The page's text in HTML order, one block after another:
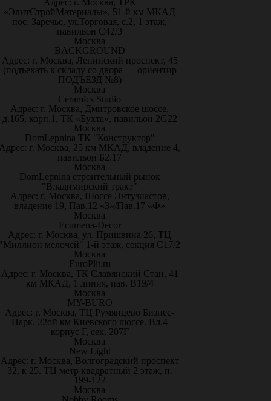
Адрес: г. Москва, ТРК
«ЭлитСтройМатериалы», 51-й км МКАД
пос. Заречье, ул.Торговая, с.2, 1 этаж,
павильон С42/3
Москва
BACKGROUND
Адрес: г. Москва, Ленинский проспект, 45
(подъехать к складу со двора — ориентир
ПОДЪЕЗД №8)
Москва
Ceramics Studio
Адрес: г. Москва, Дмитровское шоссе,
д.165, корп.1, ТК «Бухта», павильон 2G22
Москва
DomLepnina ТК "Конструктор"
г. Москва, 25 км МКАД, владение 4,
павильон Б2.17
Москва
DomLepnina строительный рынок
"Владимирский тракт"
Адрес: г. Москва, Шоссе Энтузиастов,
владение 19, Пав.12 «З»/Пав.17 «Ф»
Москва
Ecumena-Decor
Адрес: г. Москва, ул. Пришвина 26, ТЦ
мелочей" 1-й этаж, секция С17/2
Москва
EuroPlit.ru
Адрес: г. Москва, ТК Славянский Стан, 41
км МКАД, 1 линия, пав. В19/4
Москва
MY-BURO
Адрес: г. Москва, ТЦ Румянцево Бизнес-
Парк. 22ой км Киевского шоссе. Вл.4
корпус Г, сек. 207Г
Москва
New Light
Адрес: г. Москва, Волгоградский проспект
32, к 25. ТЦ метр квадратный 2 этаж, п.
199-122
Москва